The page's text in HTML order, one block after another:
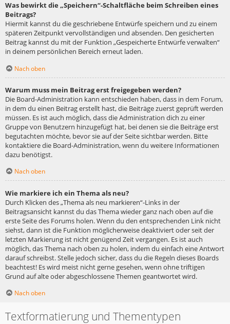
Was bewirkt die „Speichern“-Schaltfläche beim Schreiben eines
Beitrags?
Hiermit kannst du die geschriebene Entwürfe speichern und zu einem
späteren Zeitpunkt vervollständigen und absenden. Den gesicherten
Beitrag kannst du mit der Funktion „Gespeicherte Entwürfe verwalten“
in deinem persönlichen Bereich erneut laden.
Nach oben
Warum muss mein Beitrag erst freigegeben werden?
Die Board-Administration kann entschieden haben, dass in dem Forum,
in dem du einen Beitrag erstellt hast, die Beiträge zuerst geprüft werden
müssen. Es ist auch möglich, dass die Administration dich zu einer
Gruppe von Benutzern hinzugefügt hat, bei denen sie die Beiträge erst
begutachten möchte, bevor sie auf der Seite sichtbar werden. Bitte
kontaktiere die Board-Administration, wenn du weitere Informationen
dazu benötigst.
Nach oben
Wie markiere ich ein Thema als neu?
Durch Klicken des „Thema als neu markieren“-Links in der
Beitragsansicht kannst du das Thema wieder ganz nach oben auf die
erste Seite des Forums holen. Wenn du den entsprechenden Link nicht
siehst, dann ist die Funktion möglicherweise deaktiviert oder seit der
letzten Markierung ist nicht genügend Zeit vergangen. Es ist auch
möglich, das Thema nach oben zu holen, indem du einfach eine Antwort
darauf schreibst. Stelle jedoch sicher, dass du die Regeln dieses Boards
beachtest! Es wird meist nicht gerne gesehen, wenn ohne triftigen
Grund auf alte oder abgeschlossene Themen geantwortet wird.
Nach oben
Textformatierung und Thementypen